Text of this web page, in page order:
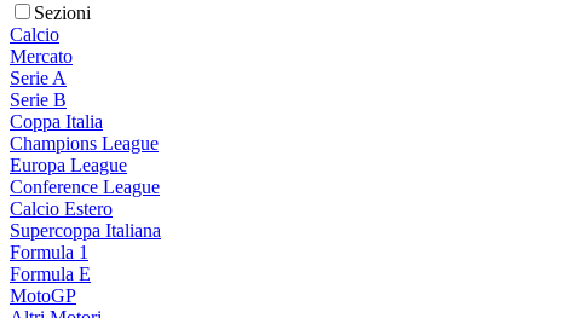
Sezioni
Calcio
Mercato
Serie A
Serie B
Coppa Italia
Champions League
Europa League
Conference League
Calcio Estero
Supercoppa Italiana
Formula 1
Formula E
MotoGP